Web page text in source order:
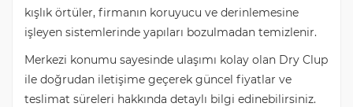
kışlık örtüler, firmanın koruyucu ve derinlemesine
işleyen sistemlerinde yapıları bozulmadan temizlenir.
Merkezi konumu sayesinde ulaşımı kolay olan Dry Clup
ile doğrudan iletişime geçerek güncel fiyatlar ve
teslimat süreleri hakkında detaylı bilgi edinebilirsiniz.